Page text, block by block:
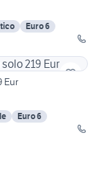
Euro 6
Eur
Euro 6